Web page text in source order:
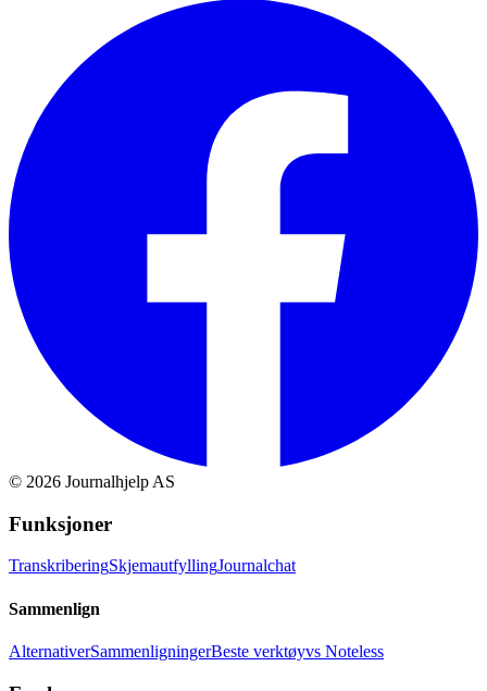
© 2026 Journalhjelp AS
Funksjoner
TranskriberingSkjemautfyllingJournalchat
Sammenlign
AlternativerSammenligningerBeste verktøyvs Noteless